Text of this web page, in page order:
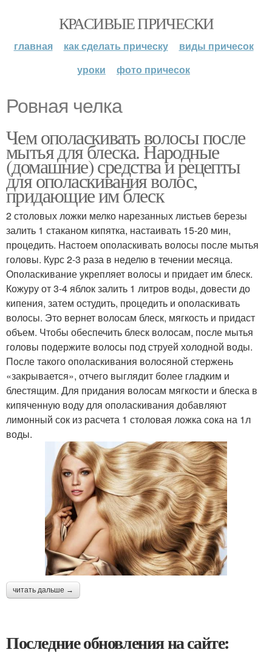
КРАСИВЫЕ ПРИЧЕСКИ
главная как сделать прическу
виды причесок
уроки
фото причесок
Ровная челка
Чем ополаскивать волосы после
мытья для блеска. Народные
(домашние) средства и рецепты
для ополаскивания волос,
придающие им блеск
2 столовых ложки мелко нарезанных листьев березы
залить 1 стаканом кипятка, настаивать 15-20 мин,
процедить. Настоем ополаскивать волосы после мытья
головы. Курс 2-3 раза в неделю в течении месяца.
Ополаскивание укрепляет волосы и придает им блеск.
Кожуру от 3-4 яблок залить 1 литров воды, довести до
кипения, затем остудить, процедить и ополаскивать
волосы. Это вернет волосам блеск, мягкость и придаст
объем. Чтобы обеспечить блеск волосам, после мытья
головы подержите волосы под струей холодной воды.
После такого ополаскивания волосяной стержень
«закрывается», отчего выглядит более гладким и
блестящим. Для придания волосам мягкости и блеска в
кипяченную воду для ополаскивания добавляют
лимонный сок из расчета 1 столовая ложка сока на 1л
воды.
читать дальше →
Последние обновления на сайте: